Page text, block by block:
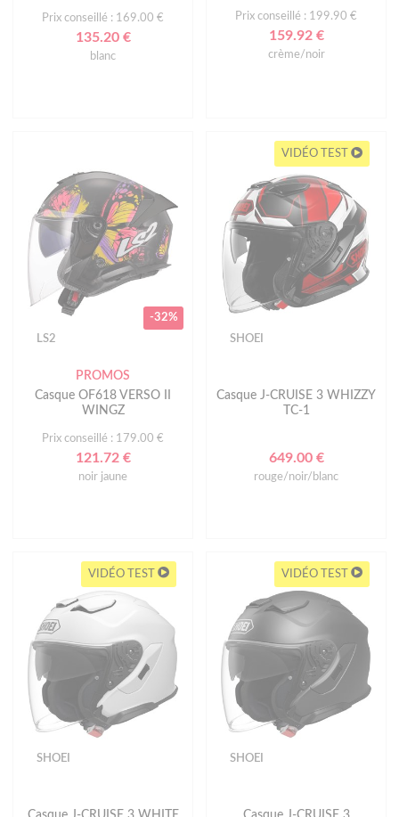
Prix conseillé : 169.00 €
135.20 €
blanc
Prix conseillé : 199.90 €
159.92 €
crème/noir
-32%
LS2
PROMOS
Casque OF618 VERSO II
WINGZ
Prix conseillé : 179.00 €
121.72 €
noir jaune
VIDÉO TEST
SHOEI
Casque J-CRUISE 3 WHIZZY
TC-1
649.00 €
rouge/noir/blanc
VIDÉO TEST
SHOEI
VIDÉO TEST
SHOEI